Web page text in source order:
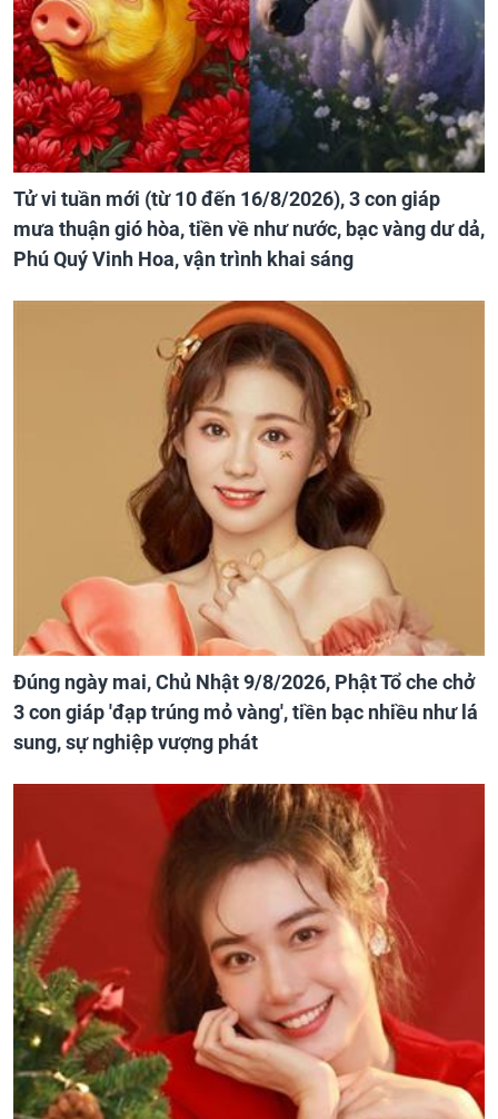
Tử vi tuần mới (từ 10 đến 16/8/2026), 3 con giáp
mưa thuận gió hòa, tiền về như nước, bạc vàng dư dả,
Phú Quý Vinh Hoa, vận trình khai sáng
Đúng ngày mai, Chủ Nhật 9/8/2026, Phật Tổ che chở
3 con giáp 'đạp trúng mỏ vàng', tiền bạc nhiều như lá
sung, sự nghiệp vượng phát